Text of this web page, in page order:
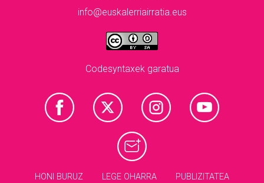
info@euskalerriairratia.eus
Codesyntaxek garatua
HONI BURUZ LEGE OHARRA PUBLIZITATEA